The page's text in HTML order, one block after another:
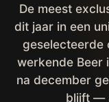
De meest
dit jaar in een
geselecteerde
werkende Beer
na december
blijft —